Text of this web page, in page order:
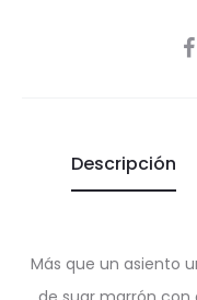
Descripción
Más que un asiento